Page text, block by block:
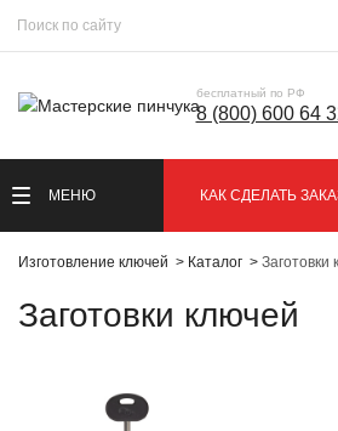
бесплатный по РФ
8 (800) 600 64
МЕНЮ КАК СДЕЛАТЬ
Изготовление ключей Каталог Заготовки
Заготовки ключей